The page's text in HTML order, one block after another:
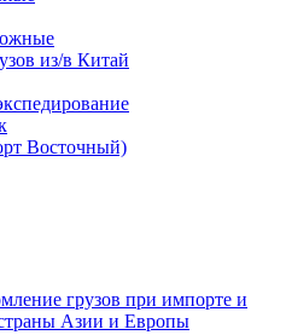
из/в Китай
Восточный)
грузов при импорте и
Азии и Европы